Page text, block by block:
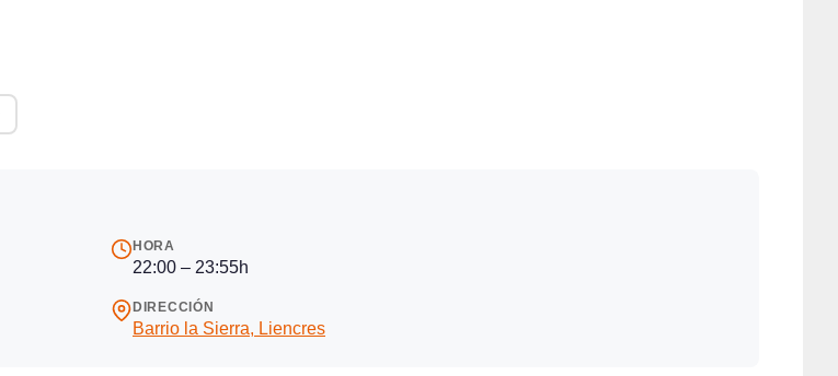
HORA
22:00 – 23:55h
DIRECCIÓN
Barrio la Sierra, Liencres